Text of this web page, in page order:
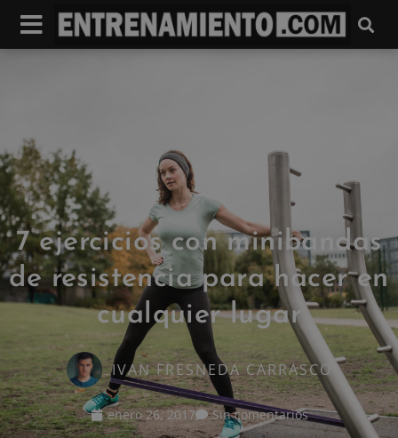
7 ejercicios con minibandas
de resistencia para hacer en
cualquier lugar
IVAN FRESNEDA CARRASCO
enero 26, 2017 Sin comentarios